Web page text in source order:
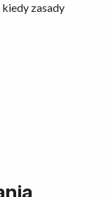
zasady